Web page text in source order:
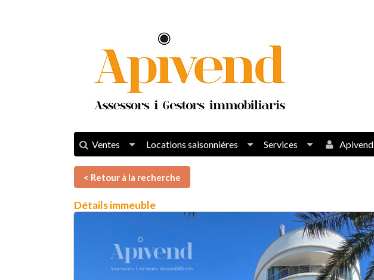
Ventes Locations saisonniéres Services Apivend
< Retour à la recherche
Détails immeuble